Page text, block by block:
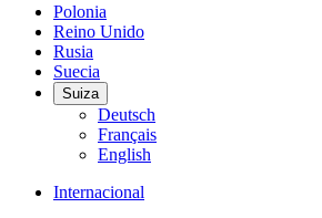
Polonia
Reino Unido
Rusia
Suecia
Suiza
Deutsch
Français
English
Internacional